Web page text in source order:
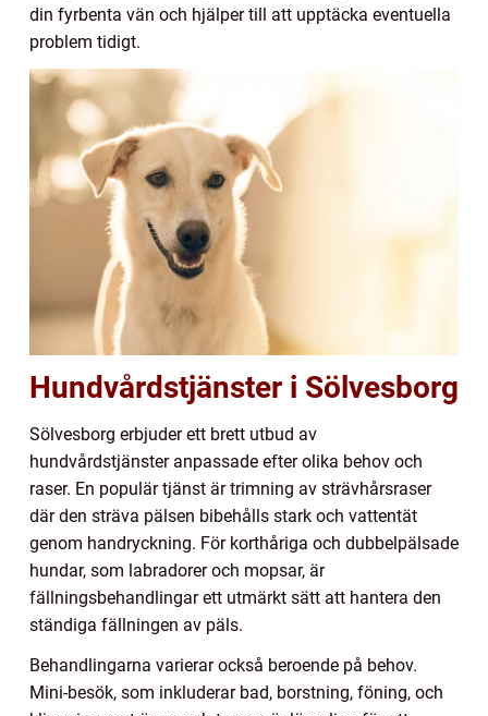
din fyrbenta vän och hjälper till att upptäcka eventuella
problem tidigt.
Hundvårdstjänster i Sölvesborg
Sölvesborg erbjuder ett brett utbud av
hundvårdstjänster anpassade efter olika behov och
raser. En populär tjänst är trimning av strävhårsraser
där den sträva pälsen bibehålls stark och vattentät
genom handryckning. För korthåriga och dubbelpälsade
hundar, som labradorer och mopsar, är
fällningsbehandlingar ett utmärkt sätt att hantera den
ständiga fällningen av päls.
Behandlingarna varierar också beroende på behov.
Mini-besök, som inkluderar bad, borstning, föning, och